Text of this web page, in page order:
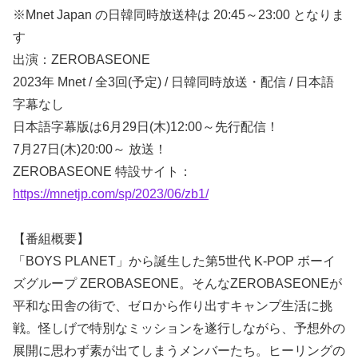
※Mnet Japan の日韓同時放送枠は 20:45～23:00 となりま
す
出演：ZEROBASEONE
2023年 Mnet / 全3回(予定) / 日韓同時放送・配信 / 日本語
字幕なし
日本語字幕版は6月29日(木)12:00～先行配信！
7月27日(木)20:00～ 放送！
ZEROBASEONE 特設サイト：
https://mnetjp.com/sp/2023/06/zb1/
【番組概要】
「BOYS PLANET」から誕生した第5世代 K-POP ボーイ
ズグループ ZEROBASEONE。そんなZEROBASEONEが
平和な田舎の街で、ゼロから作り出すキャンプ生活に挑
戦。怪しげで特別なミッションを遂行しながら、予想外の
展開に思わず素が出てしまうメンバーたち。ヒーリングの